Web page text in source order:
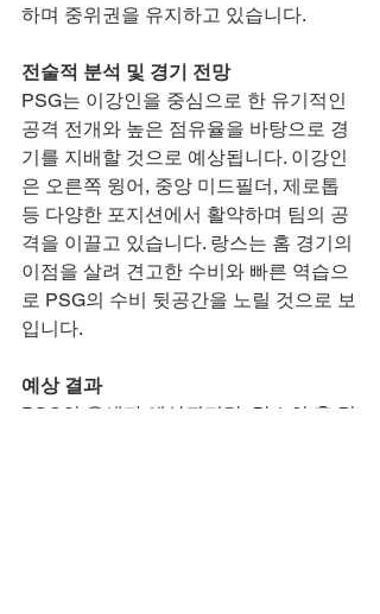
하며 중위권을 유지하고 있습니다.
전술적 분석 및 경기 전망
PSG는 이강인을 중심으로 한 유기적인
공격 전개와 높은 점유율을 바탕으로 경
기를 지배할 것으로 예상됩니다. 이강인
은 오른쪽 윙어, 중앙 미드필더, 제로톱
등 다양한 포지션에서 활약하며 팀의 공
격을 이끌고 있습니다. 랑스는 홈 경기의
이점을 살려 견고한 수비와 빠른 역습으
로 PSG의 수비 뒷공간을 노릴 것으로 보
입니다.
예상 결과
PSG의 우세가 예상되지만, 랑스의 홈 경